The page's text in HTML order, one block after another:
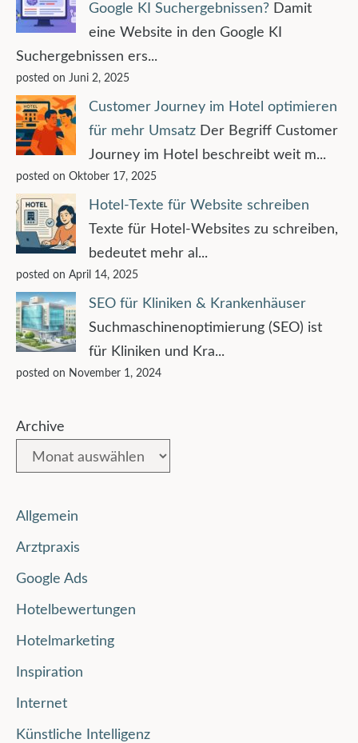
Google KI Suchergebnissen? Damit
eine Website in den Google KI
Suchergebnissen ers...
posted on Juni 2, 2025
Customer Journey im Hotel optimieren
für mehr Umsatz Der Begriff Customer
Journey im Hotel beschreibt weit m...
posted on Oktober 17, 2025
Hotel-Texte für Website schreiben
Texte für Hotel-Websites zu schreiben,
bedeutet mehr al...
posted on April 14, 2025
SEO für Kliniken & Krankenhäuser
Suchmaschinenoptimierung (SEO) ist
für Kliniken und Kra...
posted on November 1, 2024
Archive
Allgemein
Arztpraxis
Google Ads
Hotelbewertungen
Hotelmarketing
Inspiration
Internet
Künstliche Intelligenz